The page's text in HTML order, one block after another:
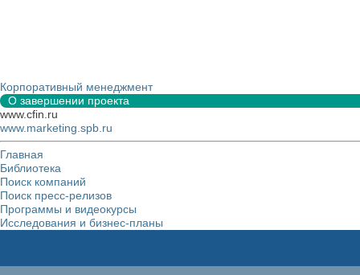
Корпоративный менеджмент
О завершении проекта
www.cfin.ru
www.marketing.spb.ru
Главная
Библиотека
Поиск компаний
Поиск пресс-релизов
Программы и видеокурсы
Исследования и бизнес-планы